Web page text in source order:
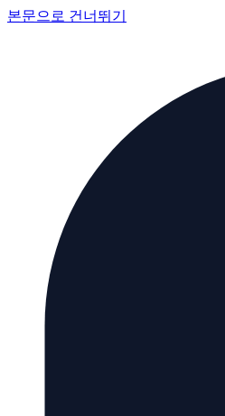
본문으로 건너뛰기